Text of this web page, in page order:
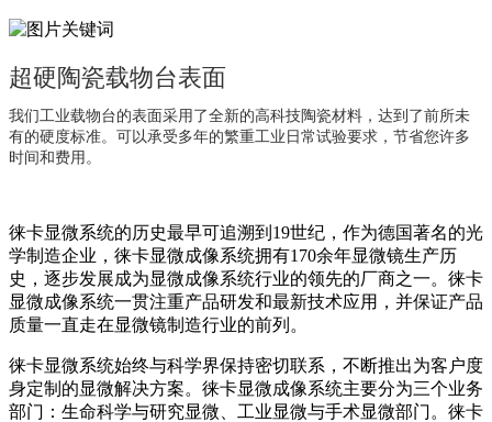
超硬陶瓷载物台表面
我们工业载物台的表面采用了全新的高科技陶瓷材料，达到了前所未
有的硬度标准。可以承受多年的繁重工业日常试验要求，节省您许多
时间和费用。
徕卡显微系统的历史最早可追溯到19世纪，作为德国著名的光
学制造企业，徕卡显微成像系统拥有170余年显微镜生产历
史，逐步发展成为显微成像系统行业的领先的厂商之一。徕卡
显微成像系统一贯注重产品研发和最新技术应用，并保证产品
质量一直走在显微镜制造行业的前列。
徕卡显微系统始终与科学界保持密切联系，不断推出为客户度
身定制的显微解决方案。徕卡显微成像系统主要分为三个业务
部门：生命科学与研究显微、工业显微与手术显微部门。徕卡